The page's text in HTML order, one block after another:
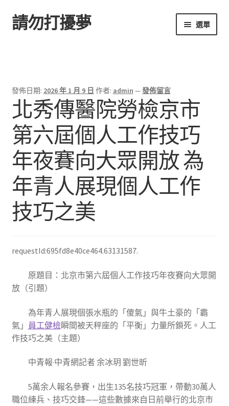
跳
至
跳
至
請勿打擾夢 選單
發佈日期: 2026 年 1 月 9 日 作者: admin —發佈留言
北秀傳醫院勞檢京市
第六屆個人工作技巧
年夜賽向大眾開放 為
年青人展現個人工作
技巧之美
requestId:695fd8e40ce464.63131587.
原題目：北京市第六屆個人工作技巧年夜賽向大眾開
放（引題）
為年青人展現個張水瓶的「傻氣」與牛土豪的「霸
氣」 員工健檢瞬間被天秤座的「平衡」力量所鎖死。人工
作技巧之美（主題）
中青報·中青網記者 余冰玥 劉世昕
5萬余人報名參賽，出生135名技巧冠軍，帶動30萬人
職位練兵、技巧交鋒——這些數據來自日前舉行的北京市